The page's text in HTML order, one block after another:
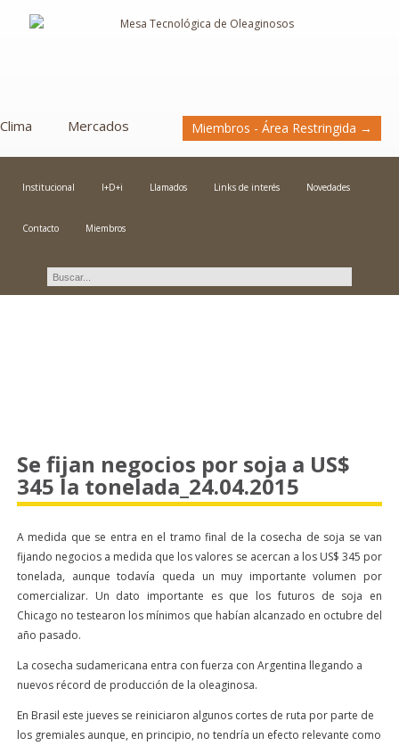
Clima Mercados Miembros - Área Restringida →
Institucional I+D+i Llamados Links de interés Novedades
Contacto Miembros
Se fijan negocios por soja a US$
345 la tonelada_24.04.2015
A medida que se entra en el tramo final de la cosecha de soja se van
fijando negocios a medida que los valores se acercan a los US$ 345 por
tonelada, aunque todavía queda un muy importante volumen por
comercializar. Un dato importante es que los futuros de soja en
Chicago no testearon los mínimos que habían alcanzado en octubre del
año pasado.
La cosecha sudamericana entra con fuerza con Argentina llegando a
nuevos récord de producción de la oleaginosa.
En Brasil este jueves se reiniciaron algunos cortes de ruta por parte de
los gremiales aunque, en principio, no tendría un efecto relevante como